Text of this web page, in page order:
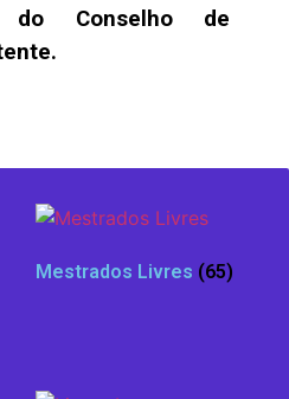
do Conselho de
Mestrados Livres (65)